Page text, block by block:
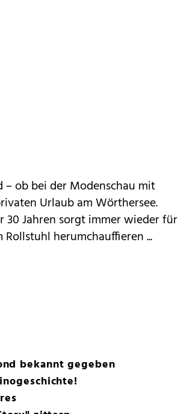
ob bei der Modenschau mit
Urlaub am Wörthersee.
Jahren sorgt immer wieder für
Rollstuhl herumchauffieren ...
bekannt gegeben